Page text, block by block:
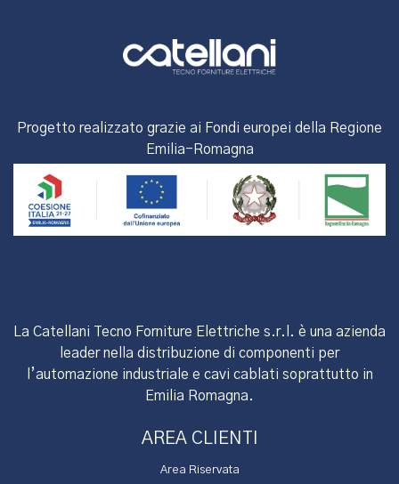
Progetto realizzato grazie ai Fondi europei della Regione
Emilia-Romagna
La Catellani Tecno Forniture Elettriche s.r.l. è una azienda
leader nella distribuzione di componenti per
l’automazione industriale e cavi cablati soprattutto in
Emilia Romagna.
AREA CLIENTI
Area Riservata